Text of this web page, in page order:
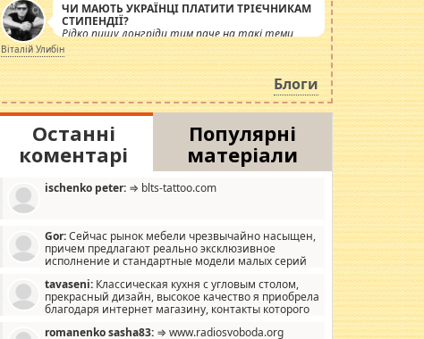
ЧИ МАЮТЬ УКРАЇНЦІ ПЛАТИТИ ТРІЄЧНИКАМ
СТИПЕНДІЇ?
Рідко пишу лонгріди тим паче на такі теми,
але вже просто дістало! Обурюють сьогоднішні
інсенуації навколо стипендіального питання.
Штучно роздувається ще одна соціальна
катастрофа.
Віталій Улибін
Блоги
Останні
коментарі
Популярні
матеріали
ischenko peter: ⇒ blts-tattoo.com
Gor:Сейчас рынок мебели чрезвычайно насыщен,
причем предлагают реально эксклюзивное
исполнение и стандартные модели малых серий
дизайну, мало походит на стандартные формы, в MebelOk,
креативненько и что главное - со вкусом все в порядке,
без ненужных наворотов удорожающих мебель, а это не
tavaseni: Классическая кухня с угловым столом,
прекрасный дизайн, высокое качество я приобрела
благодаря интернет магазину, контакты которого
romanenko sasha83: ⇒ www.radiosvoboda.org